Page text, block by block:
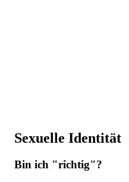
Sexuelle Identität
Bin ich "richtig"?